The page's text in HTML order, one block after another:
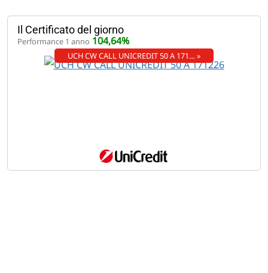
Il Certificato del giorno
Performance 1 anno 104,64%
UCH CW CALL UNICREDIT 50 A 171… »